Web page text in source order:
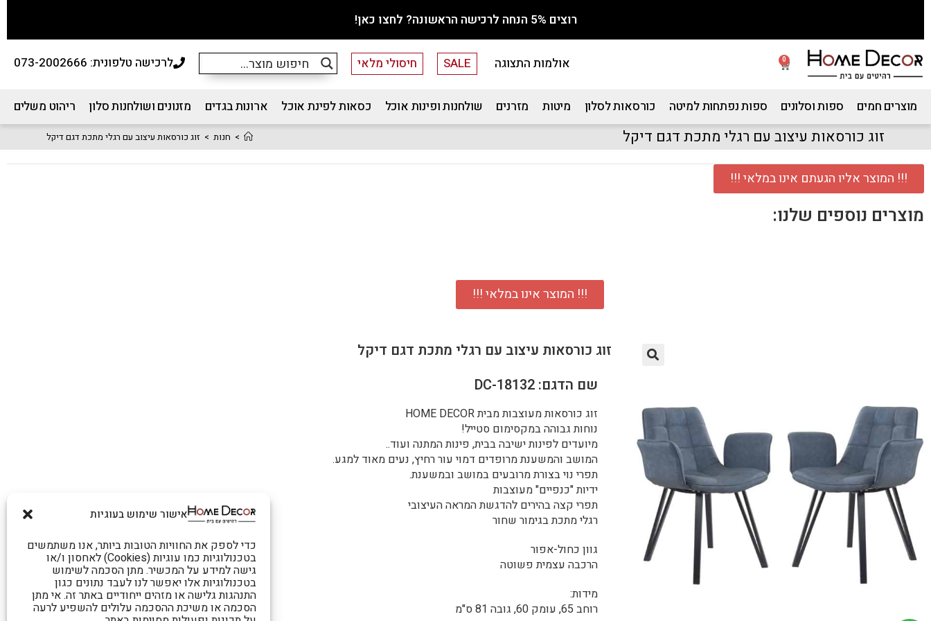
אישור שימוש בעוגיות
כדי לספק את החוויות הטובות ביותר, אנו משתמשים
בטכנולוגיות כמו עוגיות (Cookies) לאחסון ו/או
גישה למידע על המכשיר. מתן הסכמה לשימוש
בטכנולוגיות אלו יאפשר לנו לעבד נתונים כגון
התנהגות גלישה או מזהים ייחודיים באתר זה. אי מתן
הסכמה או משיכת ההסכמה עלולים להשפיע לרעה
רוצים 5% הנחה לרכישה הראשונה? לחצו כאן!
0 אולמות התצוגה SALE חיסולי מלאי לרכישה טלפונית: 073-2002666
מוצרים חמים ספות וסלונים ספות נפתחות למיטה כורסאות לסלון מיטות מזרנים שולחנות ופינות אוכל כסאות לפינת אוכל ארונות בגדים מזנונים ושולחנות סלון ריהוט משלים
זוג כורסאות עיצוב עם רגלי מתכת דגם דיקל > חנות > זוג כורסאות עיצוב עם רגלי מתכת דגם דיקל
!!! המוצר אליו הגעתם אינו במלאי !!!
מוצרים נוספים שלנו:
!!! המוצר אינו במלאי !!!
זוג כורסאות עיצוב עם רגלי מתכת דגם דיקל
שם הדגם: DC-18132
זוג כורסאות מעוצבות מבית HOME DECOR
נוחות גבוהה במקסימום סטייל!
מיועדים לפינות ישיבה בבית, פינות המתנה ועוד..
המושב והמשענת מרופדים דמוי עור רחיץ, נעים מאוד למגע.
תפרי נוי בצורת מרובעים במושב ובמשענת.
ידיות "כנפיים" מעוצבות
תפרי קצה בהירים להדגשת המראה העיצובי
רגלי מתכת בגימור שחור
גוון כחול-אפור
הרכבה עצמית פשוטה
מידות:
רוחב 65, עומק 60, גובה 81 ס"מ